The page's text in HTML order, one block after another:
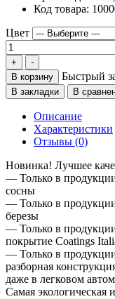
Код товара:
Цвет
В корзину Быстрый
В закладки В
Описание
Характеристики
Отзывы (0)
Новинка! Лучшее
— Только в
сосны
— Только в
березы
— Только в продукции
покрытие Coatings
— Только в
разборная
даже в легковом
Самая экологическая